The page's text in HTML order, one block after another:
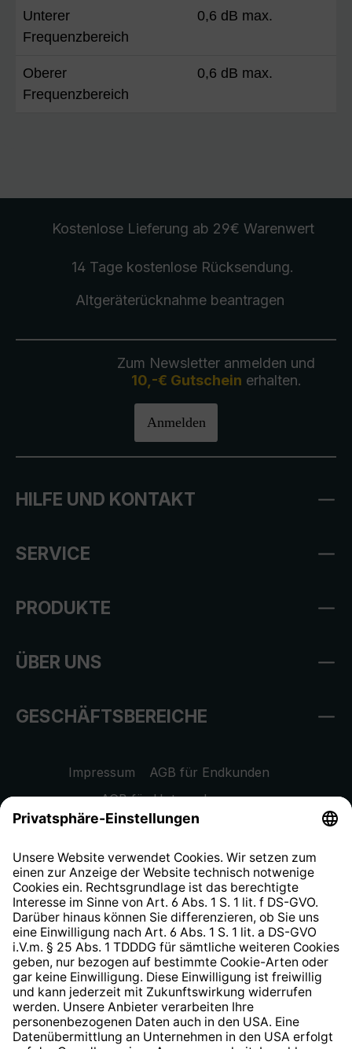
Unterer
Frequenzbereich
0,6 dB max.
Oberer
Frequenzbereich
0,6 dB max.
Kostenlose Lieferung ab 29€ Warenwert
14 Tage kostenlose Rücksendung.
Altgeräterücknahmebeantragen
Zum Newsletter anmelden und
10,-€ Gutschein erhalten.
Anmelden
HILFE UND KONTAKT
SERVICE
PRODUKTE
ÜBER UNS
GESCHÄFTSBEREICHE
Impressum
AGB für Endkunden
AGB für Unternehmen
Datenschutzhinweis
Widerrufsrecht
Hinweisgeberschutzsystem
Barrierefreiheit